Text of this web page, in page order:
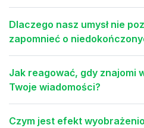
Dlaczego nasz umysł nie
zapomnieć o
Jak reagować, gdy znajomi
Twoje wiadomości?
Czym jest efekt